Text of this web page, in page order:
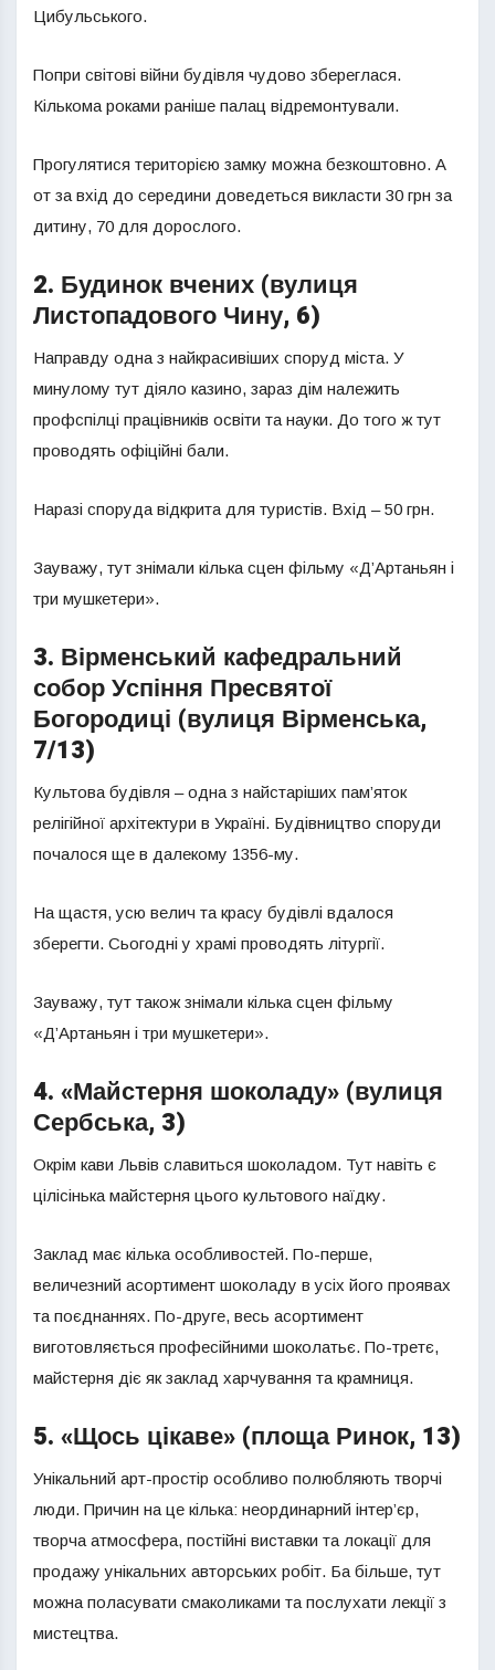
Цибульського.
Попри світові війни будівля чудово збереглася.
Кількома роками раніше палац відремонтували.
Прогулятися територією замку можна безкоштовно. А
от за вхід до середини доведеться викласти 30 грн за
дитину, 70 для дорослого.
2. Будинок вчених (вулиця
Листопадового Чину, 6)
Направду одна з найкрасивіших споруд міста. У
минулому тут діяло казино, зараз дім належить
профспілці працівників освіти та науки. До того ж тут
проводять офіційні бали.
Наразі споруда відкрита для туристів. Вхід – 50 грн.
Зауважу, тут знімали кілька сцен фільму «Д’Артаньян і
три мушкетери».
3. Вірменський кафедральний
собор Успіння Пресвятої
Богородиці (вулиця Вірменська,
7/13)
Культова будівля – одна з найстаріших пам’яток
релігійної архітектури в Україні. Будівництво споруди
почалося ще в далекому 1356-му.
На щастя, усю велич та красу будівлі вдалося
зберегти. Сьогодні у храмі проводять літургії.
Зауважу, тут також знімали кілька сцен фільму
«Д’Артаньян і три мушкетери».
4. «Майстерня шоколаду» (вулиця
Сербська, 3)
Окрім кави Львів славиться шоколадом. Тут навіть є
цілісінька майстерня цього культового наїдку.
Заклад має кілька особливостей. По-перше,
величезний асортимент шоколаду в усіх його проявах
та поєднаннях. По-друге, весь асортимент
виготовляється професійними шоколатьє. По-третє,
майстерня діє як заклад харчування та крамниця.
5. «Щось цікаве» (площа Ринок, 13)
Унікальний арт-простір особливо полюбляють творчі
люди. Причин на це кілька: неординарний інтер’єр,
творча атмосфера, постійні виставки та локації для
продажу унікальних авторських робіт. Ба більше, тут
можна поласувати смаколиками та послухати лекції з
мистецтва.